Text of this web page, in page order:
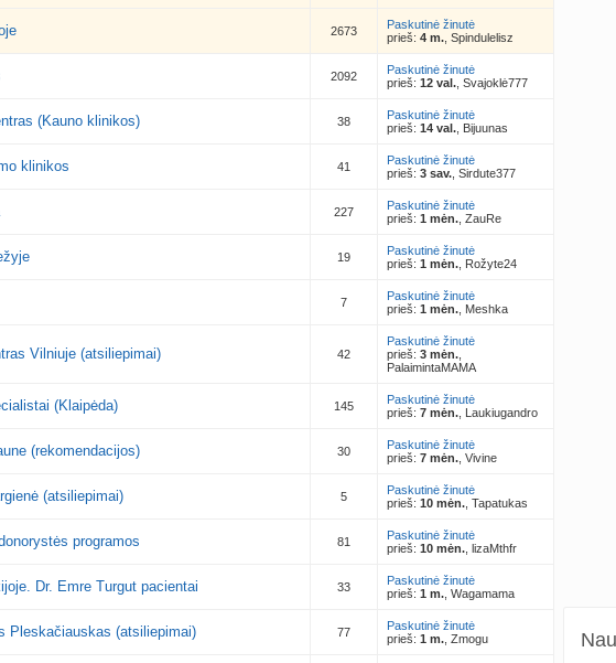
2673
Paskutinė žinutė
prieš: 4 m. , Spindulelisz
2092
Paskutinė žinutė
prieš: 12 val. , Svajoklė777
(Kauno klinikos) 38
Paskutinė žinutė
prieš: 14 val. , Bijuunas
klinikos 41
Paskutinė žinutė
prieš: 3 sav. , Sirdute377
227
Paskutinė žinutė
prieš: 1 mėn. , ZauRe
19
Paskutinė žinutė
prieš: 1 mėn. , Rožyte24
7
Paskutinė žinutė
prieš: 1 mėn. , Meshka
Vilniuje (atsiliepimai) 42
Paskutinė žinutė
prieš: 3 mėn.
PalaimintaMAMA
(Klaipėda) 145
Paskutinė žinutė
prieš: 7 mėn. , Laukiugandro
(rekomendacijos) 30
Paskutinė žinutė
prieš: 7 mėn. , Vivine
(atsiliepimai) 5
Paskutinė žinutė
prieš: 10 mėn. , Tapatukas
programos 81
Paskutinė žinutė
prieš: 10 mėn. , lizaMthfr
Dr. Emre Turgut pacientai 33
Paskutinė žinutė
prieš: 1 m. , Wagamama
Pleskačiauskas (atsiliepimai) 77
Paskutinė žinutė
prieš: 1 m. , Zmogu